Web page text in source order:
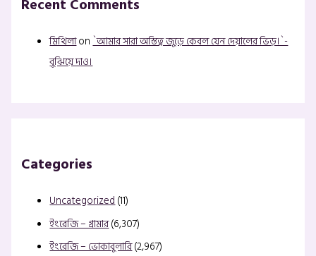
Recent Comments
মিথিলাon`আমার সারা অস্তিত্ব জুড়ে কেবল যেন দেয়ালের ভিড়।`-
বুঝিয়ে দাও।
Categories
Uncategorized(11)
ইংরেজি – গ্রামার(6,307)
ইংরেজি – ভোকাবুলারি(2,967)